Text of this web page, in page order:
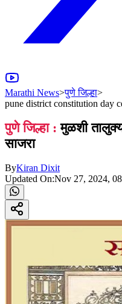
Marathi News>पुणे जिल्हा>
pune district constitution day
पुणे जिल्हा : मुळशी
साजरा
ByKiran Dixit
Updated On:Nov 27, 2024,